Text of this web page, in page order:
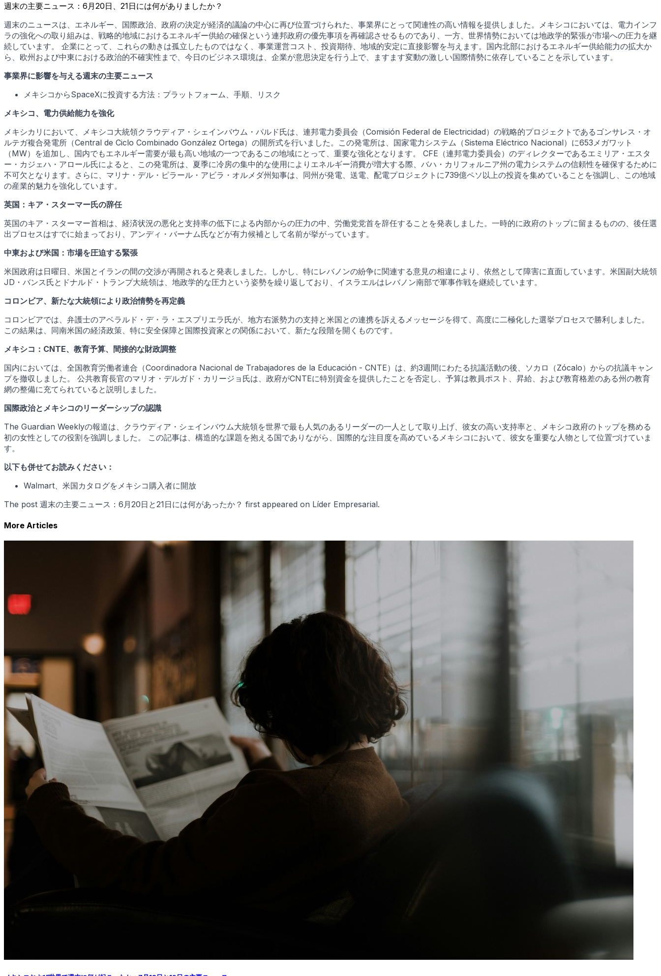
週末の主要ニュース：6月20日、21日には何がありましたか？
週末のニュースは、エネルギー、国際政治、政府の決定が経済的議論の中心に再び位置づけられた、事業界にとって関連性の高い情報を提供しました。メキシコにおいては、電力インフ
ラの強化への取り組みは、戦略的地域におけるエネルギー供給の確保という連邦政府の優先事項を再確認させるものであり、一方、世界情勢においては地政学的緊張が市場への圧力を継
続しています。 企業にとって、これらの動きは孤立したものではなく、事業運営コスト、投資期待、地域的安定に直接影響を与えます。国内北部におけるエネルギー供給能力の拡大か
ら、欧州および中東における政治的不確実性まで、今日のビジネス環境は、企業が意思決定を行う上で、ますます変動の激しい国際情勢に依存していることを示しています。
事業界に影響を与える週末の主要ニュース
メキシコからSpaceXに投資する方法：プラットフォーム、手順、リスク
メキシコ、電力供給能力を強化
メキシカリにおいて、メキシコ大統領クラウディア・シェインバウム・パルド氏は、連邦電力委員会（Comisión Federal de Electricidad）の戦略的プロジェクトであるゴンサレス・オ
ルテガ複合発電所（Central de Ciclo Combinado González Ortega）の開所式を行いました。この発電所は、国家電力システム（Sistema Eléctrico Nacional）に653メガワット
（MW）を追加し、国内でもエネルギー需要が最も高い地域の一つであるこの地域にとって、重要な強化となります。 CFE（連邦電力委員会）のディレクターであるエミリア・エスタ
ー・カジェハ・アロール氏によると、この発電所は、夏季に冷房の集中的な使用によりエネルギー消費が増大する際、バハ・カリフォルニア州の電力システムの信頼性を確保するために
不可欠となります。さらに、マリナ・デル・ピラール・アビラ・オルメダ州知事は、同州が発電、送電、配電プロジェクトに739億ペソ以上の投資を集めていることを強調し、この地域
の産業的魅力を強化しています。
英国：キア・スターマー氏の辞任
英国のキア・スターマー首相は、経済状況の悪化と支持率の低下による内部からの圧力の中、労働党党首を辞任することを発表しました。一時的に政府のトップに留まるものの、後任選
出プロセスはすでに始まっており、アンディ・バーナム氏などが有力候補として名前が挙がっています。
中東および米国：市場を圧迫する緊張
米国政府は日曜日、米国とイランの間の交渉が再開されると発表しました。しかし、特にレバノンの紛争に関連する意見の相違により、依然として障害に直面しています。米国副大統領
JD・バンス氏とドナルド・トランプ大統領は、地政学的な圧力という姿勢を繰り返しており、イスラエルはレバノン南部で軍事作戦を継続しています。
コロンビア、新たな大統領により政治情勢を再定義
コロンビアでは、弁護士のアベラルド・デ・ラ・エスプリエラ氏が、地方右派勢力の支持と米国との連携を訴えるメッセージを得て、高度に二極化した選挙プロセスで勝利しました。
この結果は、同南米国の経済政策、特に安全保障と国際投資家との関係において、新たな段階を開くものです。
メキシコ：CNTE、教育予算、間接的な財政調整
国内においては、全国教育労働者連合（Coordinadora Nacional de Trabajadores de la Educación - CNTE）は、約3週間にわたる抗議活動の後、ソカロ（Zócalo）からの抗議キャン
プを撤収しました。 公共教育長官のマリオ・デルガド・カリージョ氏は、政府がCNTEに特別資金を提供したことを否定し、予算は教員ポスト、昇給、および教育格差のある州の教育
網の整備に充てられていると説明しました。
国際政治とメキシコのリーダーシップの認識
The Guardian Weeklyの報道は、クラウディア・シェインバウム大統領を世界で最も人気のあるリーダーの一人として取り上げ、彼女の高い支持率と、メキシコ政府のトップを務める
初の女性としての役割を強調しました。 この記事は、構造的な課題を抱える国でありながら、国際的な注目度を高めているメキシコにおいて、彼女を重要な人物として位置づけていま
す。
以下も併せてお読みください：
Walmart、米国カタログをメキシコ購入者に開放
The post 週末の主要ニュース：6月20日と21日には何があったか？ first appeared on Líder Empresarial.
More Articles